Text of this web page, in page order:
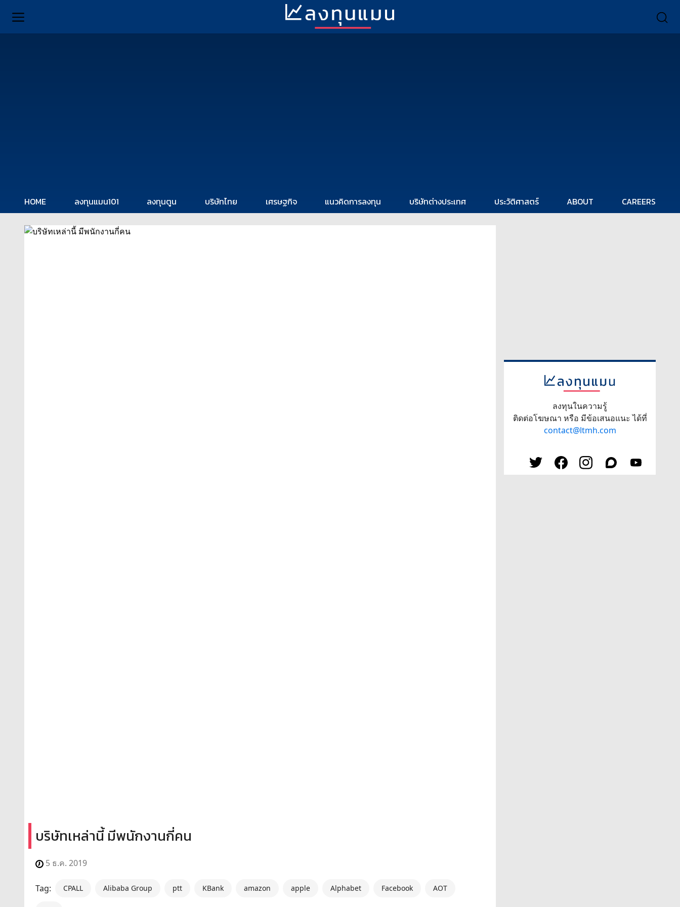
HOME ลงทุนแมน101 ลงทุนตูน บริษัทไทย เศรษฐกิจ แนวคิดการลงทุน บริษัทต่างประเทศ ประวัติศาสตร์ ABOUT CAREERS
บริษัทเหล่านี้ มีพนักงานกี่คน
5 ธ.ค. 2019
Tag: CPALL Alibaba Group ptt KBank amazon apple Alphabet Facebook AOT
ลงทุนในความรู้
ติดต่อโฆษณา หรือ มีข้อเสนอแนะ ได้ที่
contact@ltmh.com